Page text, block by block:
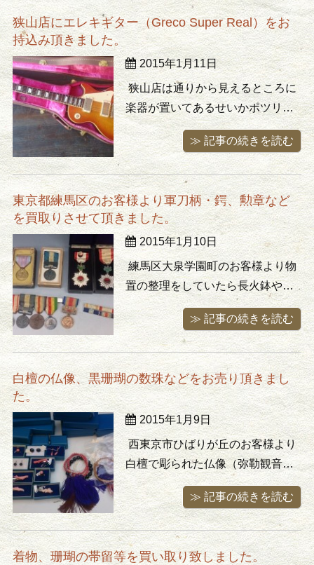
ものだそうです。チラシを見てお
持込み頂いたそうですが来るたび
に開いてなかったとのこと、申し
訳ありません。。。 現在、大泉学
園店は買 ...
狭山店にエレキギター（Greco Super Real）をお
持込み頂きました。
2015年1月11日
狭山店は通りから見えるところに
楽器が置いてあるせいかポツリポ
ツリと楽器をお持込み頂く事が御
座います。買取りさせて頂いたの
はグレコのレスポールモデル
（Super Real）です。本家ギブソ
ンよりも良いと言う人もいるくら
いの名機です。めったに出回る楽
器ではありませんので張り切って
出 ...
≫ 記事の続きを読む
東京都練馬区のお客様より軍刀柄・鍔、勲章など
を買取りさせて頂きました。
2015年1月10日
練馬区大泉学園町のお客様より物
置の整理をしていたら長火鉢や古
銭が出てきたとのことでお声掛け
頂きました。ほかの物はゴミか
な？、と仰っていたのですが物置
の奥まで拝見させて頂いたところ
朽ちかけた古い柳郡の中から透か
し鍔のついた軍刀の柄や勲章（勲
五等双光旭日章）、従軍記章、略
章板などが ...
≫ 記事の続きを読む
白檀の仏像、黒珊瑚の数珠などをお売り頂きまし
た。
2015年1月9日
西東京市ひばりが丘のお客様より
白檀で彫られた仏像（弥勒観音
像）や黒珊瑚の数珠やネックレ
ス、桃珊瑚の金魚の付いた可愛い
ネクタイピンなどを多数買取りさ
せて頂きました。どれも長い間押
入れで眠ったままになっていたそ
≫ 記事の続きを読む
着物、珊瑚の帯留等を買い取り致しました。